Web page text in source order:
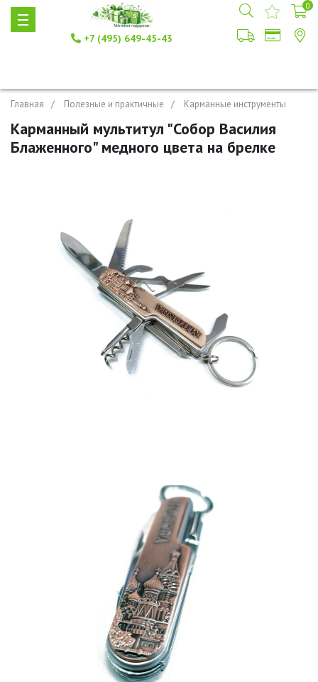
+7 (495) 649-45-43
0
Главная Полезные и практичные Карманные инструменты
Карманный мультитул "Собор Василия
Блаженного" медного цвета на брелке